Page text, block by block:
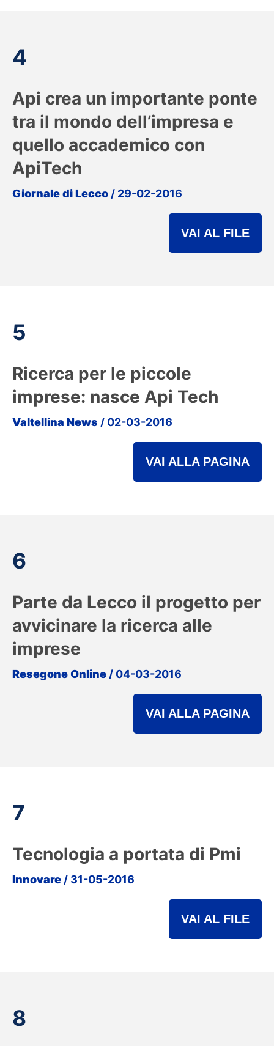
4
Api crea un importante ponte
tra il mondo dell’impresa e
quello accademico con
ApiTech
Giornale di Lecco / 29-02-2016
VAI AL FILE
5
Ricerca per le piccole
imprese: nasce Api Tech
Valtellina News / 02-03-2016
VAI ALLA PAGINA
6
Parte da Lecco il progetto per
avvicinare la ricerca alle
imprese
Resegone Online / 04-03-2016
VAI ALLA PAGINA
7
Tecnologia a portata di Pmi
Innovare / 31-05-2016
VAI AL FILE
8